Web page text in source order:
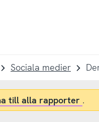
Sociala medier
till alla rapporter .